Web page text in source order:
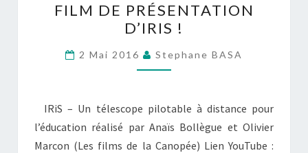
DE
PRÉSENTATION
D’IRIS
!
FILM DE PRÉSENTATION
D’IRIS !
2 Mai 2016 Stephane BASA
IRiS – Un télescope pilotable à distance pour
l’éducation réalisé par Anaïs Bollègue et Olivier
Marcon (Les films de la Canopée) Lien YouTube :